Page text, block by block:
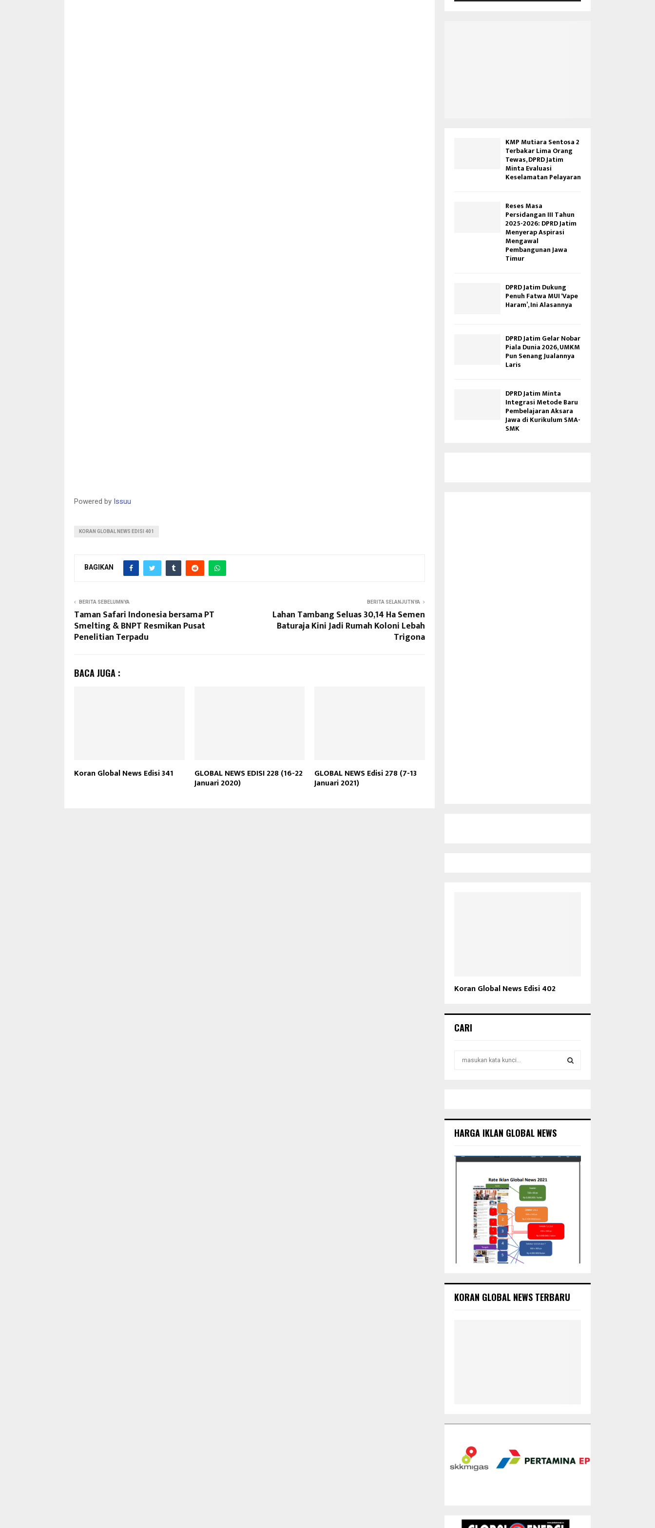
Powered by Issuu
KORAN GLOBAL NEWS EDISI 401
BAGIKAN
BERITA SEBELUMNYA
Taman Safari Indonesia bersama PT
Smelting & BNPT Resmikan Pusat
Penelitian Terpadu
BERITA SELANJUTNYA
Lahan Tambang Seluas 30,14 Ha Semen
Baturaja Kini Jadi Rumah Koloni Lebah
Trigona
BACA JUGA :
Koran Global News Edisi 341 GLOBAL NEWS EDISI 228 (16-22
Januari 2020)
GLOBAL NEWS Edisi 278 (7-13
Januari 2021)
KMP Mutiara Sentosa 2
Terbakar Lima Orang
Tewas, DPRD Jatim
Minta Evaluasi
Keselamatan Pelayaran
Reses Masa
Persidangan III Tahun
2025-2026: DPRD Jatim
Menyerap Aspirasi
Mengawal
Pembangunan Jawa
Timur
DPRD Jatim Dukung
Penuh Fatwa MUI ‘Vape
Haram’, Ini Alasannya
DPRD Jatim Gelar Nobar
Piala Dunia 2026, UMKM
Pun Senang Jualannya
Laris
DPRD Jatim Minta
Integrasi Metode Baru
Pembelajaran Aksara
Jawa di Kurikulum SMA-
SMK
Koran Global News Edisi 402
CARI
r
A
C
HARGA IKLAN GLOBAL NEWS
KORAN GLOBAL NEWS TERBARU